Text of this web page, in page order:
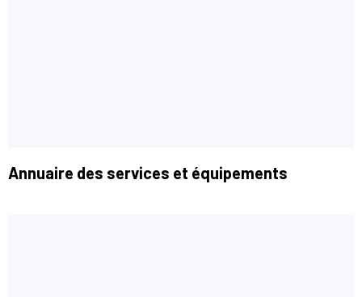
Annuaire des services et équipements